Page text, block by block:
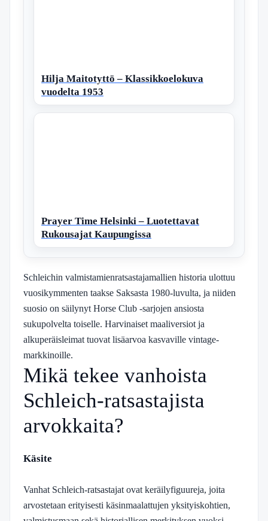
Hilja Maitotyttö – Klassikkoelokuva
vuodelta 1953
Prayer Time Helsinki – Luotettavat
Rukousajat Kaupungissa
Schleichin valmistamienratsastajamallien historia ulottuu
vuosikymmenten taakse Saksasta 1980-luvulta, ja niiden
suosio on säilynyt Horse Club -sarjojen ansiosta
sukupolvelta toiselle. Harvinaiset maaliversiot ja
alkuperäisleimat tuovat lisäarvoa kasvaville vintage-
markkinoille.
Mikä tekee vanhoista
Schleich-ratsastajista
arvokkaita?
Käsite
Vanhat Schleich-ratsastajat ovat keräilyfiguureja, joita
arvostetaan erityisesti käsinmaalattujen yksityiskohtien,